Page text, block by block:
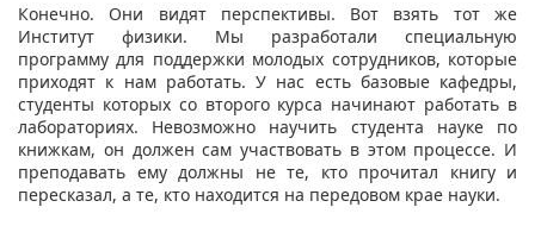
Конечно. Они видят перспективы. Вот взять тот же
Институт физики. Мы разработали специальную
программу для поддержки молодых сотрудников, которые
приходят к нам работать. У нас есть базовые кафедры,
студенты которых со второго курса начинают работать в
лабораториях. Невозможно научить студента науке по
книжкам, он должен сам участвовать в этом процессе. И
преподавать ему должны не те, кто прочитал книгу и
пересказал, а те, кто находится на передовом крае науки.